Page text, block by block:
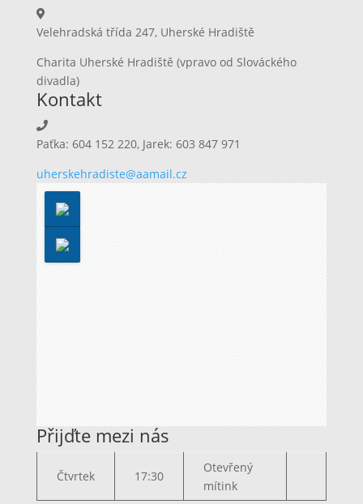
Velehradská třída 247, Uherské Hradiště
Charita Uherské Hradiště (vpravo od Slováckého
divadla)
Kontakt
Paťka: 604 152 220, Jarek: 603 847 971
uherskehradiste@aamail.cz
Přijďte mezi nás
Čtvrtek 17:30
Otevřený
mítink